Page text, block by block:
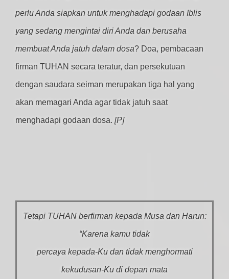
perlu Anda siapkan untuk menghadapi godaan Iblis
yang sedang mengintai diri Anda dan berusaha
membuat Anda jatuh dalam dosa? Doa, pembacaan
firman TUHAN secara teratur, dan persekutuan
dengan saudara seiman merupakan tiga hal yang
akan memagari Anda agar tidak jatuh saat
menghadapi godaan dosa. [P]
Tetapi TUHAN berfirman kepada Musa dan Harun:
“Karena kamu tidak
percaya kepada-Ku dan tidak menghormati
kekudusan-Ku di depan mata